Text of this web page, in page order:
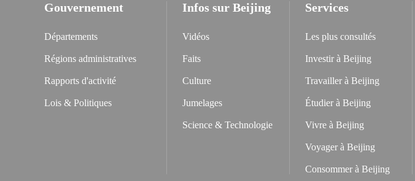
Gouvernement
Départements
Régions administratives
Rapports d'activité
Lois & Politiques
Infos sur Beijing
Vidéos
Faits
Culture
Jumelages
Science & Technologie
Services
Les plus consultés
Investir à Beijing
Travailler à Beijing
Étudier à Beijing
Vivre à Beijing
Voyager à Beijing
Consommer à Beijing